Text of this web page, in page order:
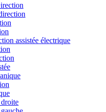
assistée électrique